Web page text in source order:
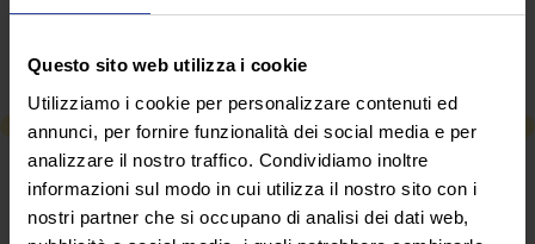
Questo sito web utilizza i cookie
Utilizziamo i cookie per personalizzare contenuti ed
annunci, per fornire funzionalità dei social media e per
analizzare il nostro traffico. Condividiamo inoltre
informazioni sul modo in cui utilizza il nostro sito con i
nostri partner che si occupano di analisi dei dati web,
come sostegno emotivo ai propri studenti e
per il benessere degli allievi.
RICHIEDI INFORMAZIONI